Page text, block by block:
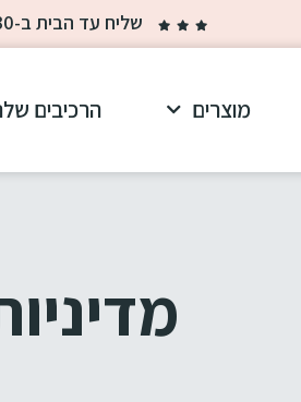
שליח עד הבית ב-30 ₪ בלבד בקנייה מ-100 ₪ | משלוחים חינם ברכישה מ- 200 ₪
מוצרים הרכיבים